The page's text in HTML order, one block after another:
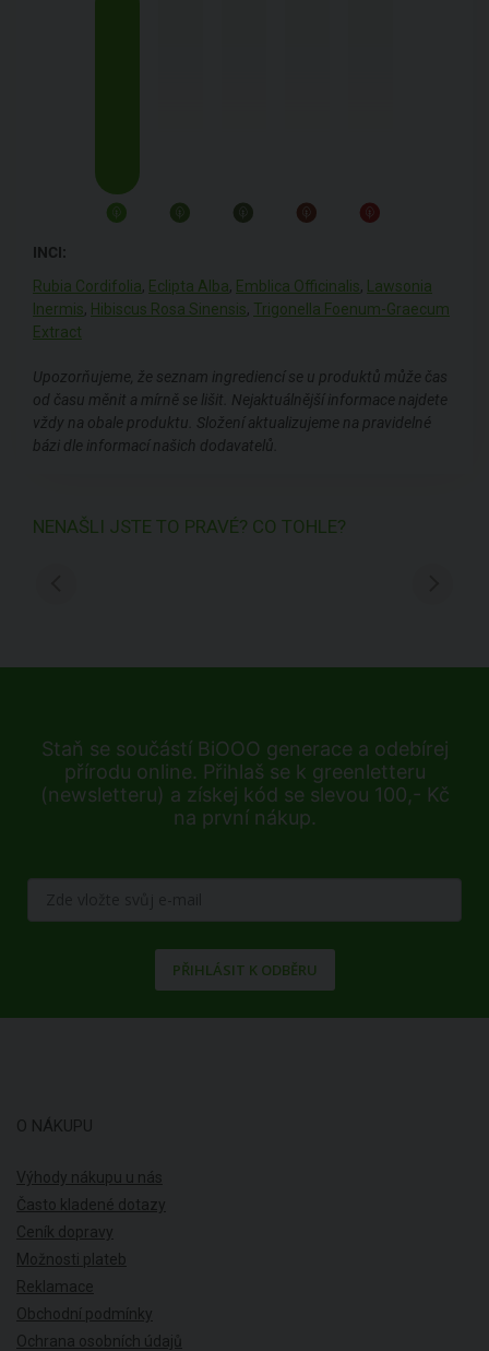
INCI:
Rubia Cordifolia, Eclipta Alba, Emblica Officinalis,
Lawsonia
Inermis, Hibiscus Rosa Sinensis, Trigonella Foenum-Graecum
Extract
Upozorňujeme, že seznam ingrediencí se u produktů může čas
od času měnit a mírně se lišit. Nejaktuálnější informace najdete
vždy na obale produktu. Složení aktualizujeme na pravidelné
bázi dle informací našich dodavatelů.
NENAŠLI JSTE TO PRAVÉ? CO TOHLE?
Staň se součástí BiOOO generace a odebírej
přírodu online. Přihlaš se k greenletteru
(newsletteru) a získej kód se slevou 100,- Kč
na první nákup.
PŘIHLÁSIT K ODBĚRU
O NÁKUPU
Výhody nákupu u nás
Často kladené dotazy
Ceník dopravy
Možnosti plateb
Reklamace
Obchodní podmínky
Ochrana osobních údajů